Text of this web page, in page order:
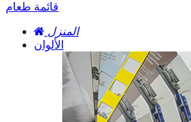
قائمة طعام
المنزل
الألوان